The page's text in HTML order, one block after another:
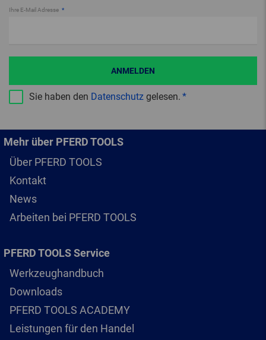
Ihre E-Mail Adresse
Sie haben den Datenschutz gelesen.
ANMELDEN
Mehr über PFERD TOOLS
Über PFERD TOOLS
Kontakt
News
Arbeiten bei PFERD TOOLS
PFERD TOOLS Service
Werkzeughandbuch
Downloads
PFERD TOOLS ACADEMY
Leistungen für den Handel